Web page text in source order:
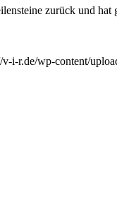
zurück und hat
v-i-r.de/wp-content/